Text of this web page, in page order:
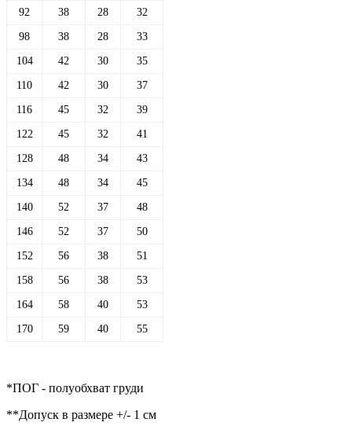
92 38 28 32
98 38 28 33
104 42 30 35
110 42 30 37
116 45 32 39
122 45 32 41
128 48 34 43
134 48 34 45
140 52 37 48
146 52 37 50
152 56 38 51
158 56 38 53
164 58 40 53
170 59 40 55
*ПОГ - полуобхват груди
**Допуск в размере +/- 1 см